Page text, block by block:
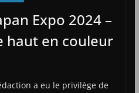
Expo 2024 –
haut en couleur
a eu le privilège de